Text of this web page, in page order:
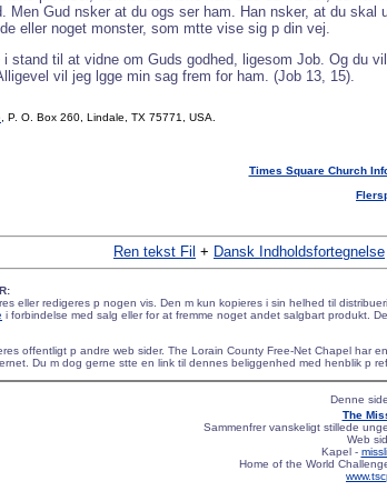
Men Gud nsker at du ogs ser ham. Han nsker, at du
eller noget monster, som mtte vise sig p din vej.
stand til at vidne om Guds godhed, ligesom Job. Og du
vil jeg lgge min sag frem for ham. (Job 13, 15).
, P. O. Box 260, Lindale, TX 75771, USA.
Times Square Church
Ren tekst Fil + Dansk Indholdsfortegnelse
eller redigeres p nogen vis. Den m kun kopieres i sin helhed til
i forbindelse med salg eller for at fremme noget andet salgbart produkt.
offentligt p andre web sider. The Lorain County Free-Net Chapel har
Du m dog gerne stte en link til dennes beliggenhed med henblik p
Denne
The
Sammenfrer vanskeligt stillede
Web
Kapel -
Home of the World